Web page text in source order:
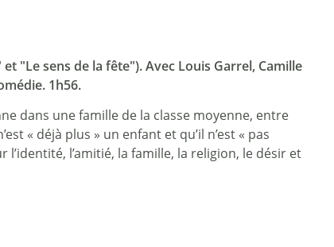
"Le sens de la fête"). Avec Louis Garrel, Camille
1h56.
dans une famille de la classe moyenne, entre
« déjà plus » un enfant et qu’il n’est « pas
l’amitié, la famille, la religion, le désir et